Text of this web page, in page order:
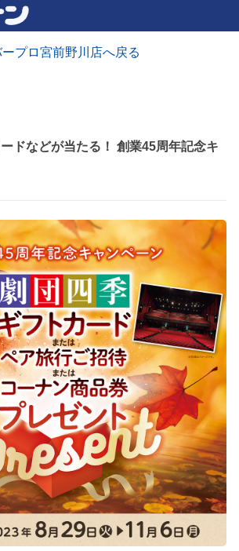
プロ宮前野川店へ戻る
ドなどが当たる！ 創業45周年記念キ